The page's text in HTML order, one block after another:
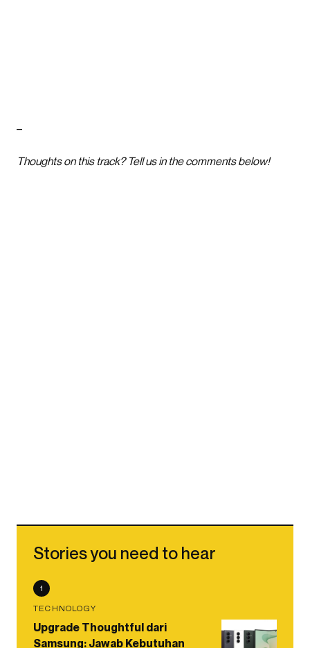
–
Thoughts on this track? Tell us in the comments below!
Stories you need to hear
1
TECHNOLOGY
Upgrade Thoughtful dari
Samsung: Jawab Kebutuhan